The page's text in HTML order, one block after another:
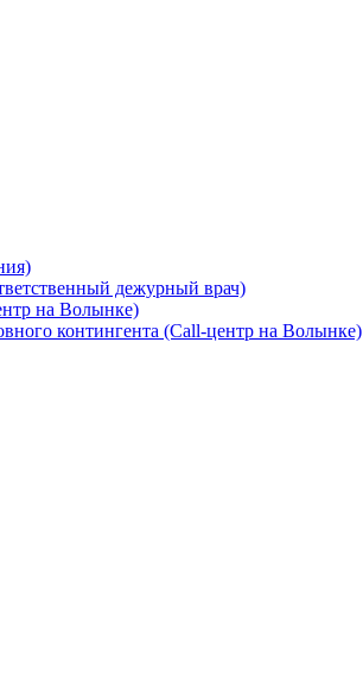
дежурный врач)
на Волынке)
контингента (Call-центр на Волынке)